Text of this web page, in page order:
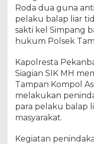
R
a
z
a
B
l
a
i
Roda dua guna
pelaku balap liar
sakti kel Simpang
hukum Polsek
Kapolresta
Siagian SIK MH
Tampan Kompol
melakukan
para pelaku balap
masyarakat.
Kegiatan